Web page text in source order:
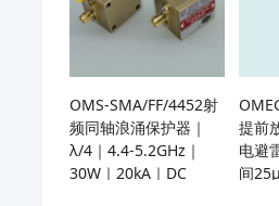
OMS-SMA/FF/4452射
频同轴浪涌保护器｜
λ/4｜4.4-5.2GHz｜
30W｜20kA｜DC
提前
电避
间